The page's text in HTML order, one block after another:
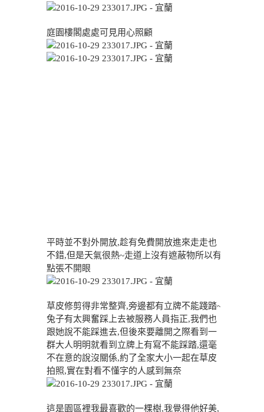
庭園樓閣處處可見用心照顧
平時並不對外開放,趁有免費開放進來走走也
不錯,但是天氣很熱~走道上沒有遮蔽物所以有
點張不開眼
草皮修剪得非常整齊,旁邊都有立牌不能踐踏~
兔子有太興奮踩上去被服務人員指正,我們也
跟她說不能踩進去,但後來要離開之際看到一
群大人明明就看到立牌上有寫不能踩踏,還毫
不在意的說沒關係,約了全家大小一起在草皮
拍照,實在對看不懂字的人感到無奈
這是園區裡我最喜歡的一棵樹,我覺得他好美,